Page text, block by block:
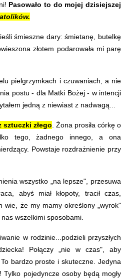
Pasowało to do mojej dzisiejszej
śmieszne dary: śmietanę, butelkę
złotem podarowała mi parę
pielgrzymkach i czuwaniach, a nie
postu - dla Matki Bożej - w intencji
jedną z niewiast z nadwagą...
sztuczki złego . Żona prosiła córkę o
tego, żadnego innego, a ona
Powstaje rozdrażnienie przy
wszystko „na lepsze", przesuwa
abyś miał kłopoty, tracił czas,
wie, że my mamy określony „wyrok"
wszelkimi sposobami.
w rodzinie...podzieli przyszłych
Połączy „nie w czas", aby
bardzo proste i skuteczne. Jedyna
pojedyncze osoby będą mogły